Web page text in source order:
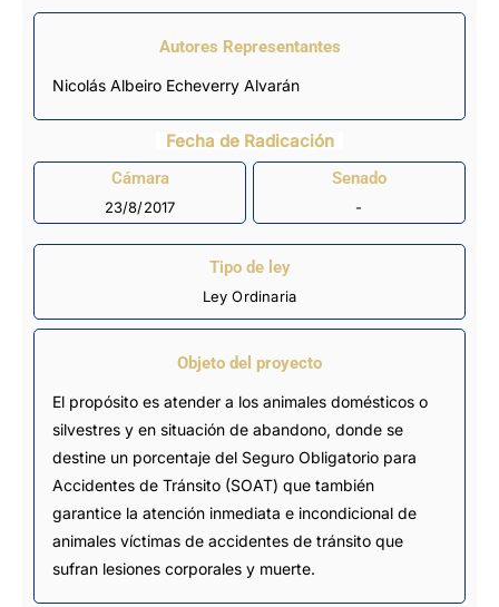
Autores Representantes
Nicolás Albeiro Echeverry Alvarán
Fecha de Radicación
Cámara
23/8/2017
Senado
-
Tipo de ley
Ley Ordinaria
Objeto del proyecto
El propósito es atender a los animales domésticos o
silvestres y en situación de abandono, donde se
destine un porcentaje del Seguro Obligatorio para
Accidentes de Tránsito (SOAT) que también
garantice la atención inmediata e incondicional de
animales víctimas de accidentes de tránsito que
sufran lesiones corporales y muerte.